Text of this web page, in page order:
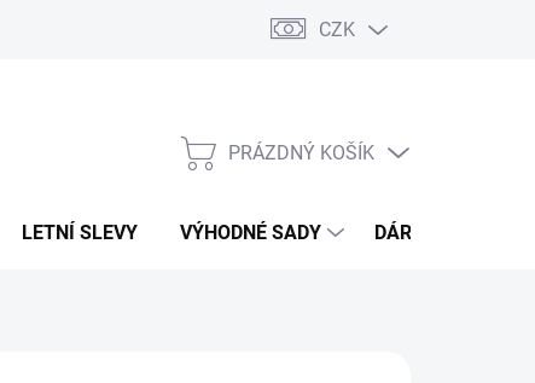
CZK
NÁKUPNÍ
PRÁZDNÝ KOŠÍK
LETNÍ SLEVY VÝHODNÉ SADY DÁRKOVÝ